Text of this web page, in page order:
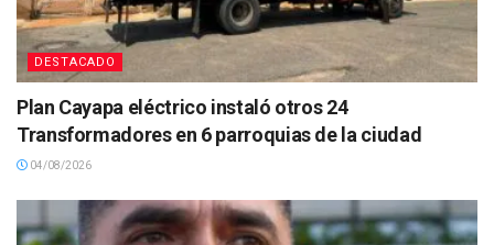
DESTACADO
Plan Cayapa eléctrico instaló otros 24
Transformadores en 6 parroquias de la ciudad
04/08/2026